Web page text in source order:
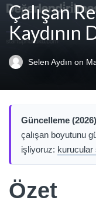
Çalışan
Kaydının
Selen Aydın on
Güncelleme
çalışan boyutunu
işliyoruz:
Özet